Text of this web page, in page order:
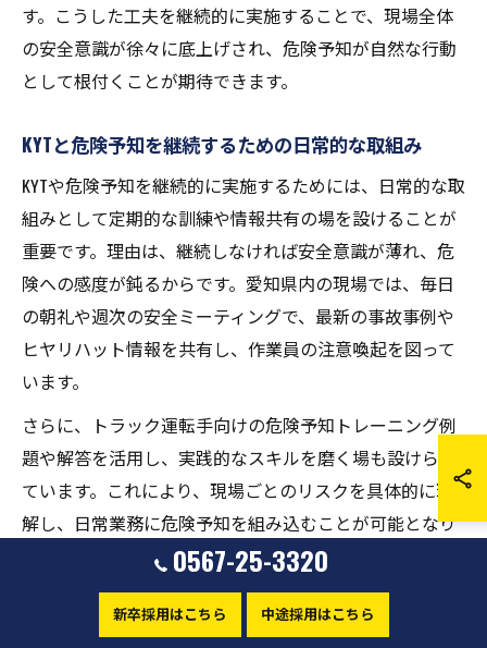
す。こうした工夫を継続的に実施することで、現場全体
の安全意識が徐々に底上げされ、危険予知が自然な行動
として根付くことが期待できます。
KYTと危険予知を継続するための日常的な取組み
KYTや危険予知を継続的に実施するためには、日常的な取
組みとして定期的な訓練や情報共有の場を設けることが
重要です。理由は、継続しなければ安全意識が薄れ、危
険への感度が鈍るからです。愛知県内の現場では、毎日
の朝礼や週次の安全ミーティングで、最新の事故事例や
ヒヤリハット情報を共有し、作業員の注意喚起を図って
います。
さらに、トラック運転手向けの危険予知トレーニング例
題や解答を活用し、実践的なスキルを磨く場も設けられ
ています。これにより、現場ごとのリスクを具体的に理
解し、日常業務に危険予知を組み込むことが可能となり
ます。こうした日常的な取組みは、危険予知の継続に欠
かせない基盤となります。
0567-25-3320
新卒採用はこちら 中途採用はこちら